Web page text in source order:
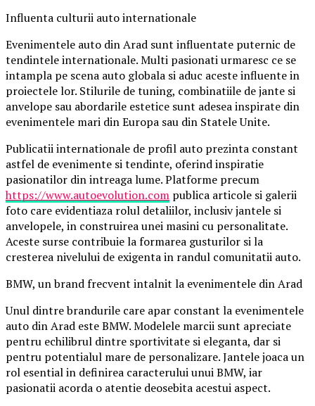
Influenta culturii auto internationale
Evenimentele auto din Arad sunt influentate puternic de
tendintele internationale. Multi pasionati urmaresc ce se
intampla pe scena auto globala si aduc aceste influente in
proiectele lor. Stilurile de tuning, combinatiile de jante si
anvelope sau abordarile estetice sunt adesea inspirate din
evenimentele mari din Europa sau din Statele Unite.
Publicatii internationale de profil auto prezinta constant
astfel de evenimente si tendinte, oferind inspiratie
pasionatilor din intreaga lume. Platforme precum
https://www.autoevolution.com publica articole si galerii
foto care evidentiaza rolul detaliilor, inclusiv jantele si
anvelopele, in construirea unei masini cu personalitate.
Aceste surse contribuie la formarea gusturilor si la
cresterea nivelului de exigenta in randul comunitatii auto.
BMW, un brand frecvent intalnit la evenimentele din Arad
Unul dintre brandurile care apar constant la evenimentele
auto din Arad este BMW. Modelele marcii sunt apreciate
pentru echilibrul dintre sportivitate si eleganta, dar si
pentru potentialul mare de personalizare. Jantele joaca un
rol esential in definirea caracterului unui BMW, iar
pasionatii acorda o atentie deosebita acestui aspect.